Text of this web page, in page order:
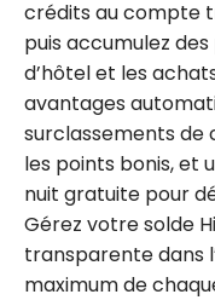
crédits au compte
puis accumulez
d’hôtel et les
avantages
surclassements de
les points bonis, et
nuit gratuite pour
Gérez votre solde
transparente dans
maximum de